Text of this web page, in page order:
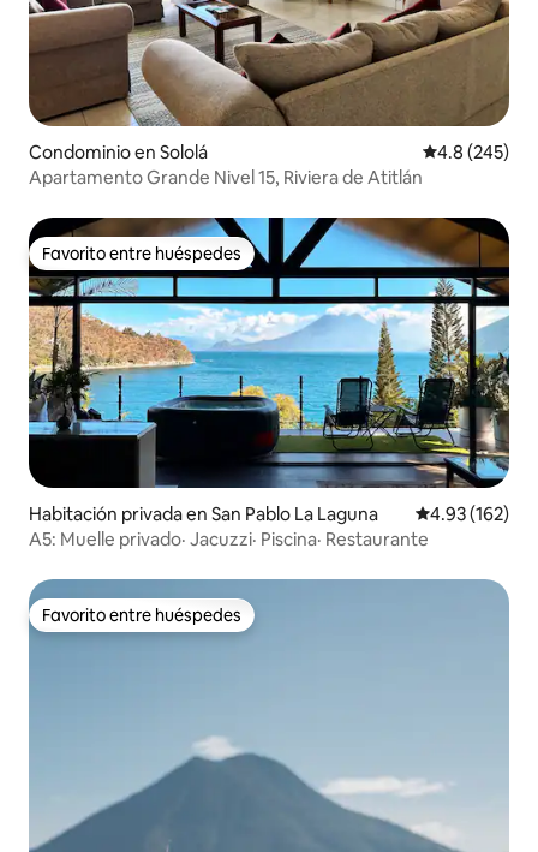
Condominio en Sololá Calificación
4.8 (245)
Apartamento Grande Nivel 15, Riviera de Atitlán
Favorito entre huéspedes
Favorito entre huéspedes
Habitación privada en San Pablo La Laguna Calificación
4.93 (162)
A5: Muelle privado· Jacuzzi· Piscina· Restaurante
Favorito entre huéspedes
Favorito entre huéspedes